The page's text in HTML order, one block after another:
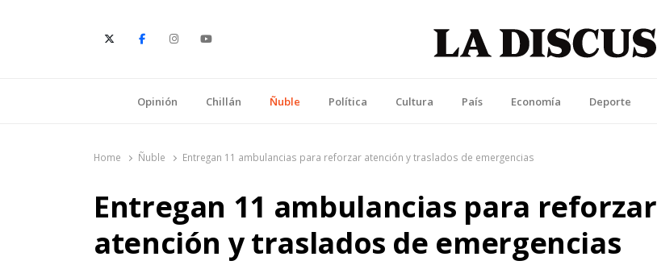
Opinión Chillán Ñuble Política Cultura País Economía Deporte
Home Ñuble Entregan 11 ambulancias para reforzar atención y traslados de emergencias
Entregan 11 ambulancias para reforzar
atención y traslados de emergencias